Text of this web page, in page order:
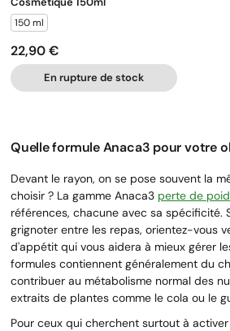
150 ml
Prix
22,90 €
En rupture de stock
Quelle formule Anaca3 pour votre
Devant le rayon, on se pose souvent la
choisir ? La gamme Anaca3 perte de
références, chacune avec sa spécificité.
grignoter entre les repas, orientez-vous
d'appétit qui vous aidera à mieux gérer
formules contiennent généralement du
contribuer au métabolisme normal des
extraits de plantes comme le cola ou le
Pour ceux qui cherchent surtout à